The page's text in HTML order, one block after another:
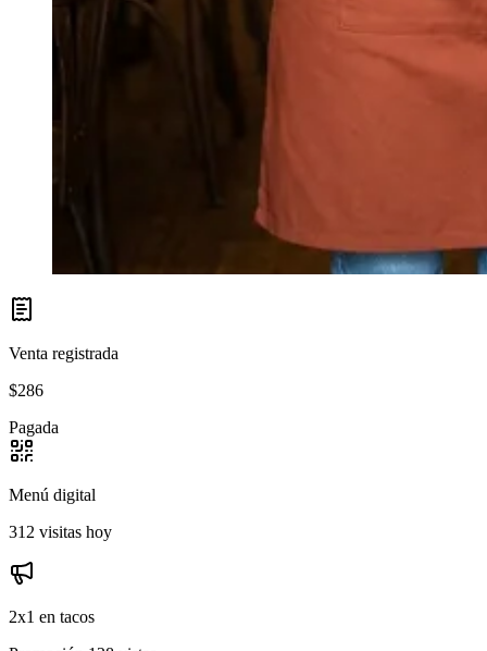
Venta registrada
$286
Pagada
Menú digital
312 visitas hoy
2x1 en tacos